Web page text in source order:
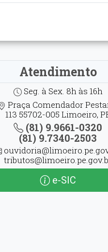
Atendimento
Seg. à Sex. 8h às 16h
Praça Comendador
113 55702-005 Limoeiro,
(81) 9.9661-0320
(81) 9.7340-2503
e-SIC